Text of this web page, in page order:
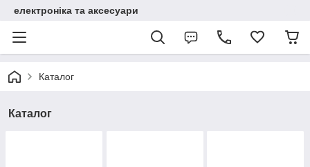
електроніка та аксесуари
Каталог
Каталог